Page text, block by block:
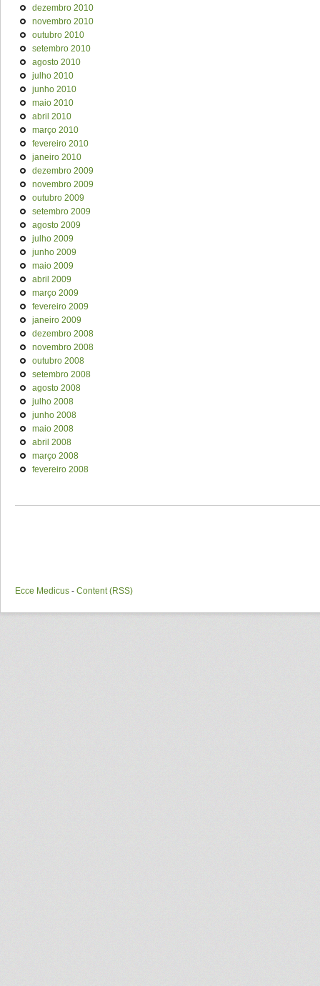
dezembro 2010
novembro 2010
outubro 2010
setembro 2010
agosto 2010
julho 2010
junho 2010
maio 2010
abril 2010
março 2010
fevereiro 2010
janeiro 2010
dezembro 2009
novembro 2009
outubro 2009
setembro 2009
agosto 2009
julho 2009
junho 2009
maio 2009
abril 2009
março 2009
fevereiro 2009
janeiro 2009
dezembro 2008
novembro 2008
outubro 2008
setembro 2008
agosto 2008
julho 2008
junho 2008
maio 2008
abril 2008
março 2008
fevereiro 2008
Ecce Medicus - Content (RSS)